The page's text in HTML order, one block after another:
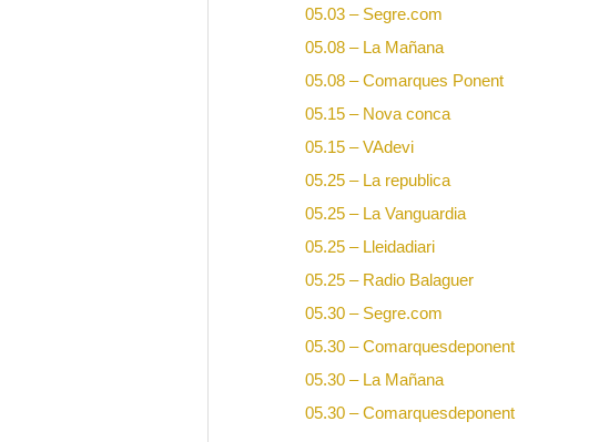
05.03 – Segre.com
05.08 – La Mañana
05.08 – Comarques Ponent
05.15 – Nova conca
05.15 – VAdevi
05.25 – La republica
05.25 – La Vanguardia
05.25 – Lleidadiari
05.25 – Radio Balaguer
05.30 – Segre.com
05.30 – Comarquesdeponent
05.30 – La Mañana
05.30 – Comarquesdeponent